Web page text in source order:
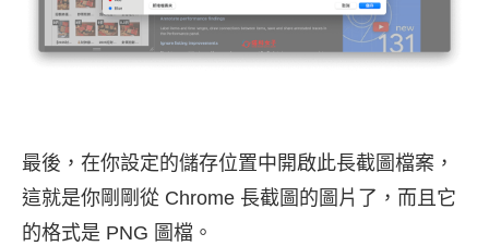
最後，在你設定的儲存位置中開啟此長截圖檔案，
這就是你剛剛從 Chrome 長截圖的圖片了，而且它
的格式是 PNG 圖檔。